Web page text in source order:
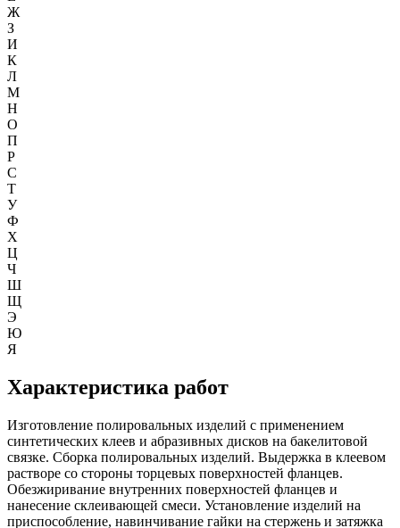
Ж
З
И
К
Л
М
Н
О
П
Р
С
Т
У
Ф
Х
Ц
Ч
Ш
Щ
Э
Ю
Я
Характеристика работ
Изготовление полировальных изделий с применением
синтетических клеев и абразивных дисков на бакелитовой
связке. Сборка полировальных изделий. Выдержка в клеевом
растворе со стороны торцевых поверхностей фланцев.
Обезжиривание внутренних поверхностей фланцев и
нанесение склеивающей смеси. Установление изделий на
приспособление, навинчивание гайки на стержень и затяжка